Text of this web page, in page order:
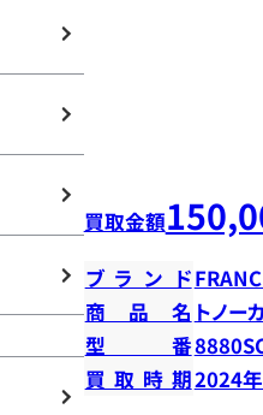
買取金額
ブランド
商品名 トノー
型番
買取時期2024